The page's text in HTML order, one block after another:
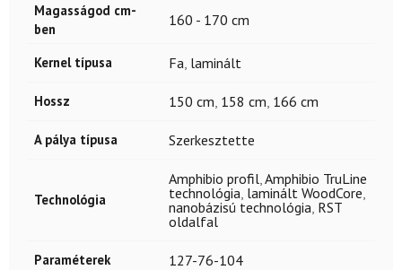
Magasságod cm-
ben
160 - 170 cm
Kernel típusa Fa laminált
Hossz 150 cm 158 cm 166 cm
A pálya típusa Szerkesztette
Technológia
Amphibio profil Amphibio TruLine
technológia laminált WoodCore
nanobázisú technológia RST
oldalfal
Paraméterek 127-76-104